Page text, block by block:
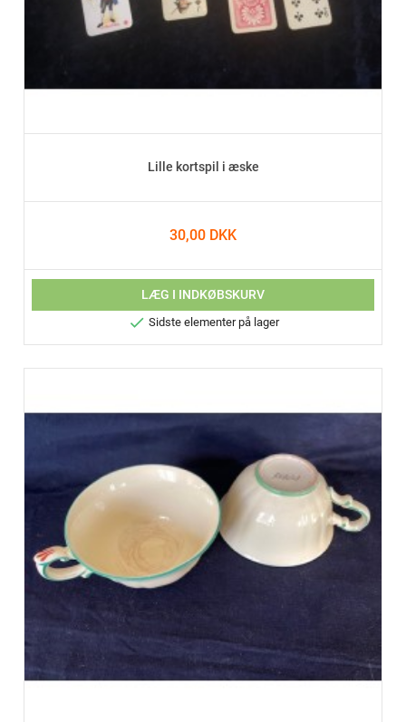
Lille kortspil i æske
30,00 DKK
LÆG I INDKØBSKURV
 Sidste elementer på lager